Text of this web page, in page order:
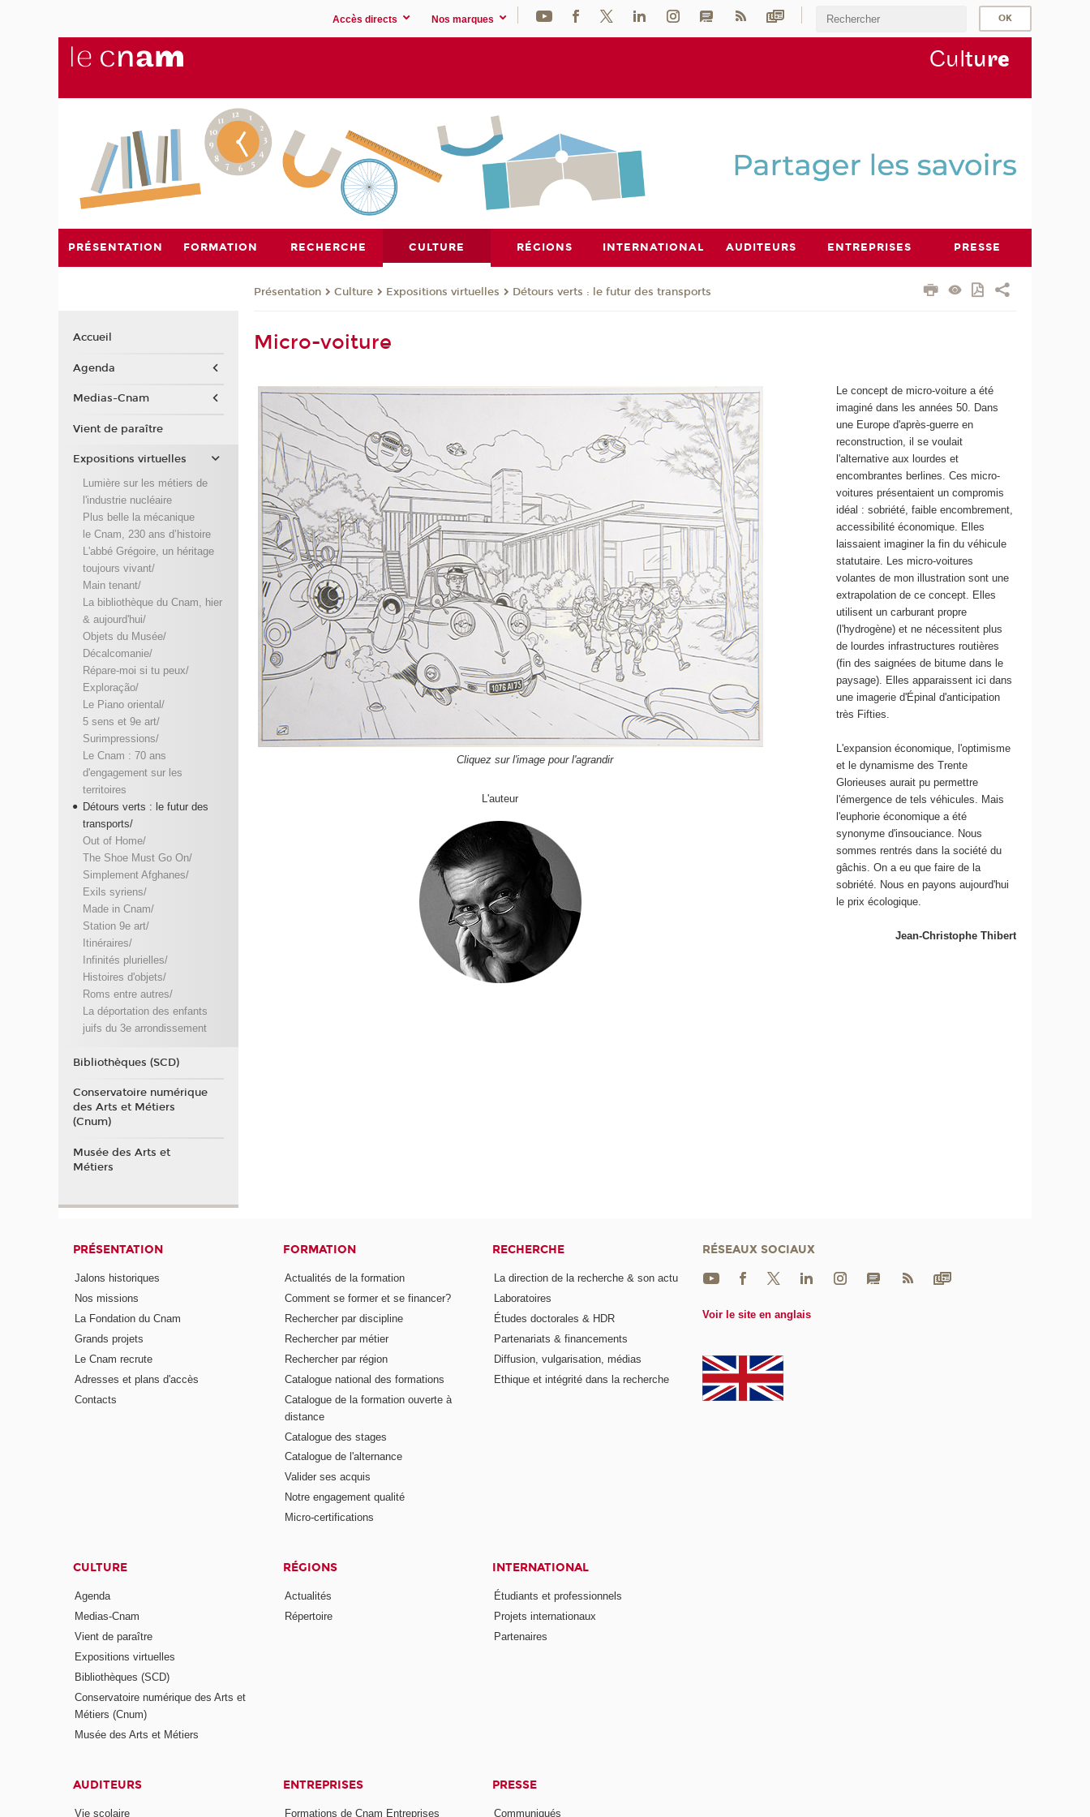
Accès directs Nos marques
Culture
PRÉSENTATION FORMATION RECHERCHE CULTURE RÉGIONS INTERNATIONAL AUDITEURS ENTREPRISES PRESSE
Présentation Culture Expositions virtuelles Détours verts : le futur des transports
Micro-voiture
Cliquez sur l'image pour l'agrandir
L'auteur
Le concept de micro-voiture a été
imaginé dans les années 50. Dans
une Europe d'après-guerre en
reconstruction, il se voulait
l'alternative aux lourdes et
encombrantes berlines. Ces micro-
voitures présentaient un compromis
idéal : sobriété, faible encombrement,
accessibilité économique. Elles
laissaient imaginer la fin du véhicule
statutaire. Les micro-voitures
volantes de mon illustration sont une
extrapolation de ce concept. Elles
utilisent un carburant propre
(l'hydrogène) et ne nécessitent plus
de lourdes infrastructures routières
(fin des saignées de bitume dans le
paysage). Elles apparaissent ici dans
une imagerie d'Épinal d'anticipation
très Fifties.
L'expansion économique, l'optimisme
et le dynamisme des Trente
Glorieuses aurait pu permettre
l'émergence de tels véhicules. Mais
l'euphorie économique a été
synonyme d'insouciance. Nous
sommes rentrés dans la société du
gâchis. On a eu que faire de la
sobriété. Nous en payons aujourd'hui
le prix écologique.
Jean-Christophe Thibert
Accueil
Agenda
Medias-Cnam
Vient de paraître
Expositions virtuelles
Lumière sur les métiers de
l'industrie nucléaire
Plus belle la mécanique
le Cnam, 230 ans d’histoire
L'abbé Grégoire, un héritage
toujours vivant/
Main tenant/
La bibliothèque du Cnam, hier
& aujourd'hui/
Objets du Musée/
Décalcomanie/
Répare-moi si tu peux/
Exploração/
Le Piano oriental/
5 sens et 9e art/
Surimpressions/
Le Cnam : 70 ans
d'engagement sur les
territoires
Détours verts : le futur des
transports/
Out of Home/
The Shoe Must Go On/
Simplement Afghanes/
Exils syriens/
Made in Cnam/
Station 9e art/
Itinéraires/
Infinités plurielles/
Histoires d'objets/
Roms entre autres/
La déportation des enfants
juifs du 3e arrondissement
Bibliothèques (SCD)
Conservatoire numérique
des Arts et Métiers
(Cnum)
Musée des Arts et
Métiers
PRÉSENTATION
Jalons historiques
Nos missions
La Fondation du Cnam
Grands projets
Le Cnam recrute
Adresses et plans d'accès
Contacts
FORMATION
Actualités de la formation
Comment se former et se financer?
Rechercher par discipline
Rechercher par métier
Rechercher par région
Catalogue national des formations
Catalogue de la formation ouverte à
distance
Catalogue des stages
Catalogue de l'alternance
Valider ses acquis
Notre engagement qualité
Micro-certifications
RECHERCHE
La direction de la recherche & son actu
Laboratoires
Études doctorales & HDR
Partenariats & financements
Diffusion, vulgarisation, médias
Ethique et intégrité dans la recherche
CULTURE
Agenda
Medias-Cnam
Vient de paraître
Expositions virtuelles
Bibliothèques (SCD)
Conservatoire numérique des Arts et
Métiers (Cnum)
Musée des Arts et Métiers
RÉGIONS
Actualités
Répertoire
INTERNATIONAL
Étudiants et professionnels
Projets internationaux
Partenaires
AUDITEURS
Vie scolaire
ENTREPRISES
Formations de Cnam Entreprises
PRESSE
Communiqués
RÉSEAUX SOCIAUX
Voir le site en anglais